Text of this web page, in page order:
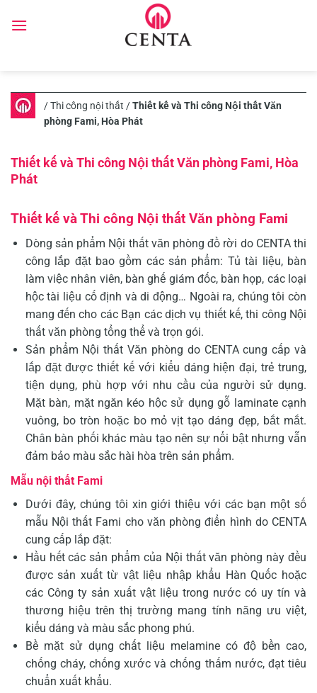
/Thi công nội thất /Thiết kế và Thi công Nội thất Văn
phòng Fami, Hòa Phát
Thiết kế và Thi công Nội thất Văn phòng Fami, Hòa
Phát
Thiết kế và Thi công Nội thất Văn phòng Fami
Dòng sản phẩm Nội thất văn phòng đồ rời do CENTA thi
công lắp đặt bao gồm các sản phẩm: Tủ tài liệu, bàn
làm việc nhân viên, bàn ghế giám đốc, bàn họp, các loại
hộc tài liệu cố định và di động… Ngoài ra, chúng tôi còn
mang đến cho các Bạn các dịch vụ thiết kế, thi công Nội
thất văn phòng tổng thể và trọn gói.
Sản phẩm Nội thất Văn phòng do CENTA cung cấp và
lắp đặt được thiết kế với kiểu dáng hiện đại, trẻ trung,
tiện dụng, phù hợp với nhu cầu của người sử dụng.
Mặt bàn, mặt ngăn kéo hộc sử dụng gỗ laminate cạnh
vuông, bo tròn hoặc bo mỏ vịt tạo dáng đẹp, bắt mắt.
Chân bàn phối khác màu tạo nên sự nổi bật nhưng vẫn
đảm bảo màu sắc hài hòa trên sản phẩm.
Mẫu nội thất Fami
Dưới đây, chúng tôi xin giới thiệu với các bạn một số
mẫu Nội thất Fami cho văn phòng điển hình do CENTA
cung cấp lắp đặt:
Hầu hết các sản phẩm của Nội thất văn phòng này đều
được sản xuất từ vật liệu nhập khẩu Hàn Quốc hoặc
các Công ty sản xuất vật liệu trong nước có uy tín và
thương hiệu trên thị trường mang tính năng ưu việt,
kiểu dáng và màu sắc phong phú.
Bề mặt sử dụng chất liệu melamine có độ bền cao,
chống cháy, chống xước và chống thấm nước, đạt tiêu
chuẩn xuất khẩu.